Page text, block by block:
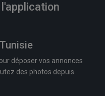
déposer vos annonces
des photos depuis